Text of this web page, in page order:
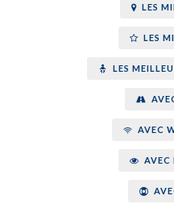
LES
LES
LES
AVEC
AVEC